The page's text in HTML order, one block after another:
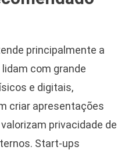
principalmente a
com grande
e digitais,
criar apresentações
privacidade de
Start-ups